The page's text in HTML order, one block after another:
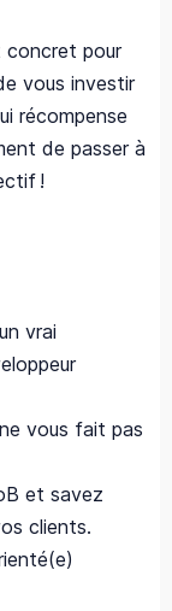
concret pour
vous investir
récompense
de passer à
!
vrai
vous fait pas
et savez
clients.